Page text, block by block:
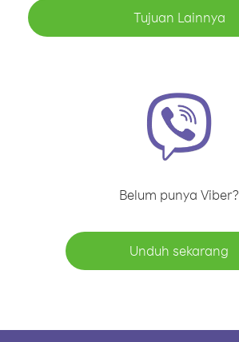
Tujuan Lainnya
Belum punya Viber?
Unduh sekarang